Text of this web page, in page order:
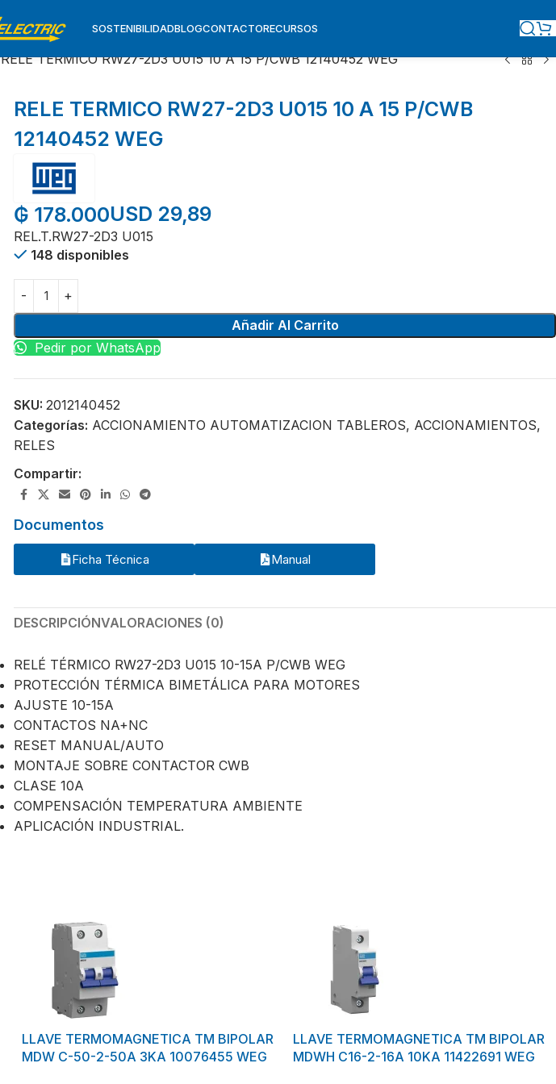
SOSTENIBILIDADBLOGCONTACTORECURSOS
RELE TERMICO RW27-2D3 U015 10 A 15 P/CWB 12140452 WEG
RELE TERMICO RW27-2D3 U015 10 A 15 P/CWB
12140452 WEG
₲ 178.000USD 29,89
REL.T.RW27-2D3 U015
148 disponibles
Añadir Al Carrito
Pedir por WhatsApp
SKU: 2012140452
Categorías: ACCIONAMIENTO AUTOMATIZACION TABLEROS, ACCIONAMIENTOS,
RELES
Compartir:
Documentos
Ficha Técnica Manual
DESCRIPCIÓNVALORACIONES (0)
RELÉ TÉRMICO RW27-2D3 U015 10-15A P/CWB WEG
PROTECCIÓN TÉRMICA BIMETÁLICA PARA MOTORES
AJUSTE 10-15A
CONTACTOS NA+NC
RESET MANUAL/AUTO
MONTAJE SOBRE CONTACTOR CWB
CLASE 10A
COMPENSACIÓN TEMPERATURA AMBIENTE
APLICACIÓN INDUSTRIAL.
LLAVE TERMOMAGNETICA TM BIPOLAR
MDW C-50-2-50A 3KA 10076455 WEG
LLAVE TERMOMAGNETICA TM BIPOLAR
MDWH C16-2-16A 10KA 11422691 WEG